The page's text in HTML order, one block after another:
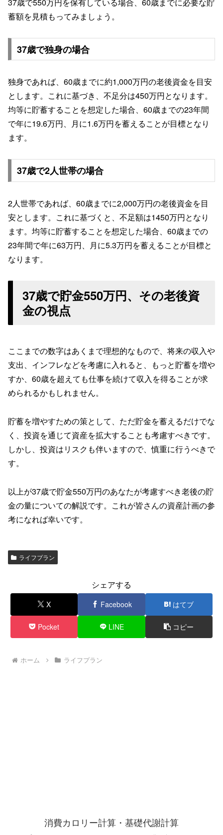
蓄額を見積もってみましょう。
37歳で独身の場合
独身であれば、60歳までに約1,000万円の老後資金を目安
とします。これに基づき、不足分は450万円となります。
均等に貯蓄することを想定した場合、60歳までの23年間
で年に19.6万円、月に1.6万円を蓄えることが目標となり
ます。
37歳で2人世帯の場合
2人世帯であれば、60歳までに2,000万円の老後資金を目
安とします。これに基づくと、不足額は1450万円となり
ます。均等に貯蓄することを想定した場合、60歳までの
23年間で年に63万円、月に5.3万円を蓄えることが目標と
なります。
37歳で貯金550万円、その老後資
金の視点
ここまでの数字はあくまで理想的なもので、将来の収入や
支出、インフレなどを考慮に入れると、もっと貯蓄を増や
すか、60歳を超えても仕事を続けて収入を得ることが求
められるかもしれません。
貯蓄を増やすための策として、ただ貯金を蓄えるだけでな
く、投資を通じて資産を拡大することも考慮すべきです。
しかし、投資はリスクも伴いますので、慎重に行うべきで
す。
以上が37歳で貯金550万円のあなたが考慮すべき老後の貯
金の量についての解説です。これが皆さんの資産計画の参
考になれば幸いです。
ライフプラン
シェアする
X Facebook はてブ
Pocket LINE コピー
ホーム ライフプラン
消費カロリー計算・基礎代謝計算